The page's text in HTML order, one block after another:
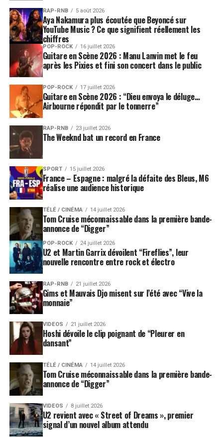
RAP-RNB 5 août 2026
Aya Nakamura plus écoutée que Beyoncé sur
YouTube Music ? Ce que signifient réellement les
chiffres
POP-ROCK 16 juillet 2026
Guitare en Scène 2026 : Manu Lanvin met le feu
après les Pixies et fini son concert dans le public
POP-ROCK 17 juillet 2026
Guitare en Scène 2026 : “Dieu envoya le déluge…
Airbourne répondit par le tonnerre”
RAP-RNB 23 juillet 2026
The Weeknd bat un record en France
SPORT 15 juillet 2026
France – Espagne : malgré la défaite des Bleus, M6
réalise une audience historique
TÉLÉ / CINÉMA 14 juillet 2026
Tom Cruise méconnaissable dans la première bande-
annonce de “Digger”
POP-ROCK 24 juillet 2026
U2 et Martin Garrix dévoilent “Fireflies”, leur
nouvelle rencontre entre rock et électro
RAP-RNB 21 juillet 2026
Gims et Mauvais Djo misent sur l’été avec “Vive la
monnaie”
VIDEOS 21 juillet 2026
Hoshi dévoile le clip poignant de “Pleurer en
dansant”
TÉLÉ / CINÉMA 14 juillet 2026
Tom Cruise méconnaissable dans la première bande-
annonce de “Digger”
VIDEOS 8 juillet 2026
U2 revient avec « Street of Dreams », premier
signal d’un nouvel album attendu